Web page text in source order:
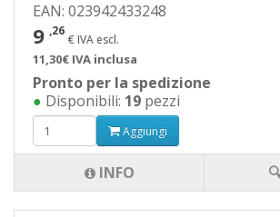
EAN: 023942433248
9 ,26
€ IVA escl.
11,30€ IVA inclusa
Pronto per la spedizione
● Disponibili: 19 pezzi
Aggiungi
INFO